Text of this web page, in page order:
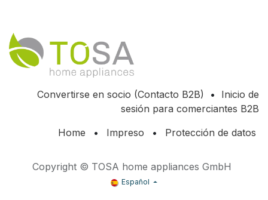
Convertirse en socio (Contacto B2B) • Inicio de
sesión para comerciantes B2B
Home
• Impreso • Protección de datos
Copyright © TOSA home appliances GmbH
Español